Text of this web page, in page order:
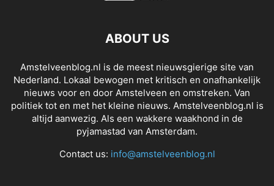
ABOUT US
Amstelveenblog.nl is de meest nieuwsgierige site van
Nederland. Lokaal bewogen met kritisch en onafhankelijk
nieuws voor en door Amstelveen en omstreken. Van
politiek tot en met het kleine nieuws. Amstelveenblog.nl is
altijd aanwezig. Als een wakkere waakhond in de
pyjamastad van Amsterdam.
Contact us: info@amstelveenblog.nl